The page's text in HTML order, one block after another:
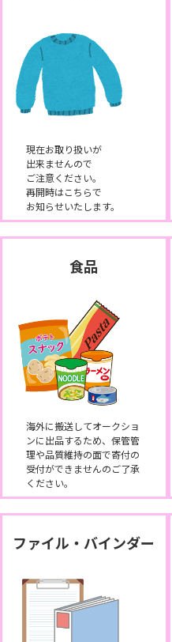
現在お取り扱いが
出来ませんので
ご注意ください。
再開時はこちらで
お知らせいたします。
食品
海外に搬送してオークショ
ンに出品するため、保管管
理や品質維持の面で寄付の
受付ができませんのご了承
ください。
ファイル・バインダー